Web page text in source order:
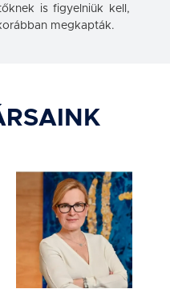
is figyelniük kell,
megkapták.